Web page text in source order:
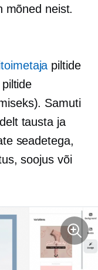
mõned neist.
piltide
Samuti
tausta ja
seadetega,
soojus või